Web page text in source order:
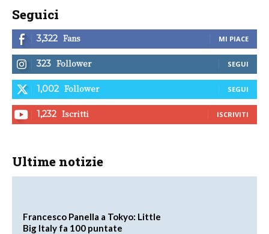
Seguici
3,322 Fans MI PIACE
323 Follower SEGUI
1,002 Follower SEGUI
1,232 Iscritti ISCRIVITI
Ultime notizie
Francesco Panella a Tokyo: Little
Big Italy fa 100 puntate